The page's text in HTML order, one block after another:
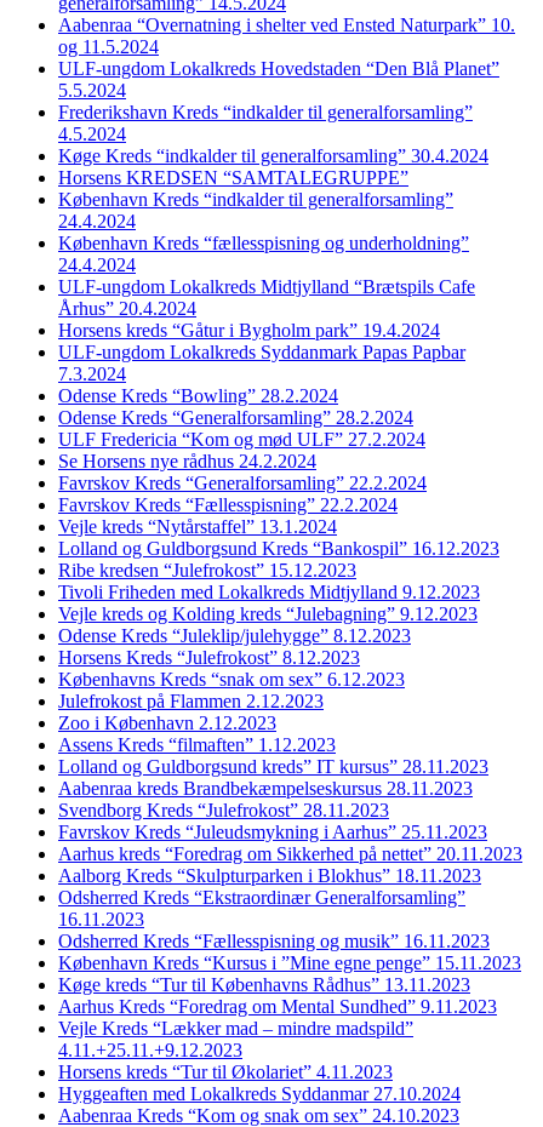
Aabenraa “Overnatning i shelter ved Ensted Naturpark” 10.
og 11.5.2024
ULF-ungdom Lokalkreds Hovedstaden “Den Blå Planet”
5.5.2024
Frederikshavn Kreds “indkalder til generalforsamling”
4.5.2024
Køge Kreds “indkalder til generalforsamling” 30.4.2024
Horsens KREDSEN “SAMTALEGRUPPE”
København Kreds “indkalder til generalforsamling”
24.4.2024
København Kreds “fællesspisning og underholdning”
24.4.2024
ULF-ungdom Lokalkreds Midtjylland “Brætspils Cafe
Århus” 20.4.2024
Horsens kreds “Gåtur i Bygholm park” 19.4.2024
ULF-ungdom Lokalkreds Syddanmark Papas Papbar
7.3.2024
Odense Kreds “Bowling” 28.2.2024
Odense Kreds “Generalforsamling” 28.2.2024
ULF Fredericia “Kom og mød ULF” 27.2.2024
Se Horsens nye rådhus 24.2.2024
Favrskov Kreds “Generalforsamling” 22.2.2024
Favrskov Kreds “Fællesspisning” 22.2.2024
Vejle kreds “Nytårstaffel” 13.1.2024
Lolland og Guldborgsund Kreds “Bankospil” 16.12.2023
Ribe kredsen “Julefrokost” 15.12.2023
Tivoli Friheden med Lokalkreds Midtjylland 9.12.2023
Vejle kreds og Kolding kreds “Julebagning” 9.12.2023
Odense Kreds “Juleklip/julehygge” 8.12.2023
Horsens Kreds “Julefrokost” 8.12.2023
Københavns Kreds “snak om sex” 6.12.2023
Julefrokost på Flammen 2.12.2023
Zoo i København 2.12.2023
Assens Kreds “filmaften” 1.12.2023
Lolland og Guldborgsund kreds” IT kursus” 28.11.2023
Aabenraa kreds Brandbekæmpelseskursus 28.11.2023
Svendborg Kreds “Julefrokost” 28.11.2023
Favrskov Kreds “Juleudsmykning i Aarhus” 25.11.2023
Aarhus kreds “Foredrag om Sikkerhed på nettet” 20.11.2023
Aalborg Kreds “Skulpturparken i Blokhus” 18.11.2023
Odsherred Kreds “Ekstraordinær Generalforsamling”
16.11.2023
Odsherred Kreds “Fællesspisning og musik” 16.11.2023
København Kreds “Kursus i ”Mine egne penge” 15.11.2023
Køge kreds “Tur til Københavns Rådhus” 13.11.2023
Aarhus Kreds “Foredrag om Mental Sundhed” 9.11.2023
Vejle Kreds “Lækker mad – mindre madspild”
4.11.+25.11.+9.12.2023
Horsens kreds “Tur til Økolariet” 4.11.2023
Hyggeaften med Lokalkreds Syddanmar 27.10.2024
Aabenraa Kreds “Kom og snak om sex” 24.10.2023